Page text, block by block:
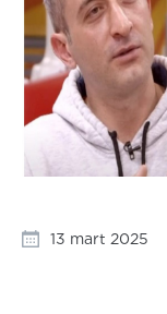
13 mart 2025